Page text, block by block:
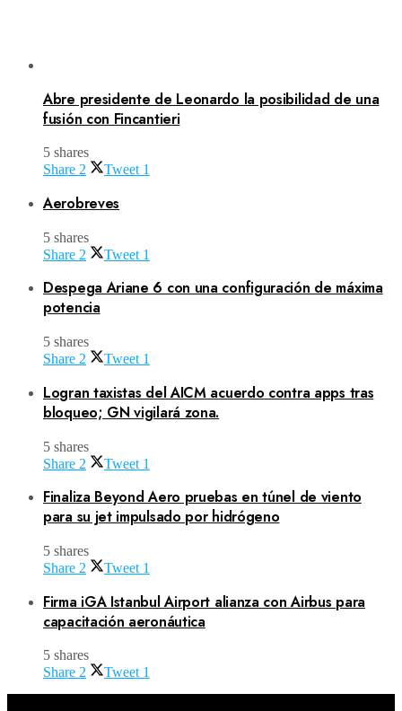
Abre presidente de Leonardo la posibilidad de una
fusión con Fincantieri
5 shares
Share 2 Tweet 1
Aerobreves
5 shares
Share 2 Tweet 1
Despega Ariane 6 con una configuración de máxima
potencia
5 shares
Share 2 Tweet 1
Logran taxistas del AICM acuerdo contra apps tras
bloqueo; GN vigilará zona.
5 shares
Share 2 Tweet 1
Finaliza Beyond Aero pruebas en túnel de viento
para su jet impulsado por hidrógeno
5 shares
Share 2 Tweet 1
Firma iGA Istanbul Airport alianza con Airbus para
capacitación aeronáutica
5 shares
Share 2 Tweet 1